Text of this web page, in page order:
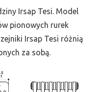
Irsap Tesi. Model
pionowych rurek
Irsap Tesi różnią
za sobą.